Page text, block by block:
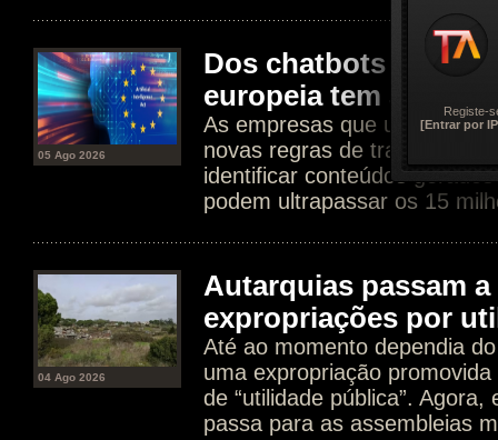
05 Ago 2026
Dos chatbots aos
europeia tem agora
As empresas que usam IA
novas regras de
identificar conteúdos
podem ultrapassar os 15
04 Ago 2026
Autarquias passam
expropriações por
Até ao momento dependia
uma expropriação
de “utilidade pública”. Agora,
passa para as assembleias
Registe-
[Entrar por